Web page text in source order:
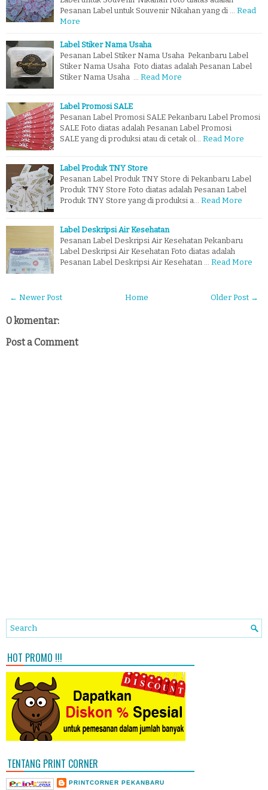
Pesanan Label untuk Souvenir Nikahan yang di …
Read
More
Label Stiker Nama Usaha
Pesanan Label Stiker Nama Usaha Pekanbaru Label
Stiker Nama Usaha Foto diatas adalah Pesanan Label
Stiker Nama Usaha …
Read More
Label Promosi SALE
Pesanan Label Promosi SALE Pekanbaru Label Promosi
SALE Foto diatas adalah Pesanan Label Promosi
SALE yang di produksi atau di cetak ol…
Read More
Label Produk TNY Store
Pesanan Label Produk TNY Store di Pekanbaru Label
Produk TNY Store Foto diatas adalah Pesanan Label
Produk TNY Store yang di produksi a…
Read More
Label Deskripsi Air Kesehatan
Pesanan Label Deskripsi Air Kesehatan Pekanbaru
Label Deskripsi Air Kesehatan Foto diatas adalah
Pesanan Label Deskripsi Air Kesehatan …
Read More
← Newer Post Older Post →
Home
0 komentar:
Post a Comment
HOT PROMO !!!
TENTANG PRINT CORNER
PRINTCORNER PEKANBARU